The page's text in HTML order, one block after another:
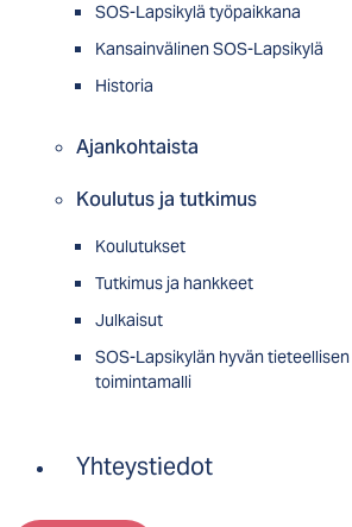
SOS-Lapsikylä työpaikkana
Kansainvälinen SOS-Lapsikylä
Historia
Ajankohtaista
Koulutus ja tutkimus
Koulutukset
Tutkimus ja hankkeet
Julkaisut
SOS-Lapsikylän hyvän
toimintamalli
Yhteystiedot